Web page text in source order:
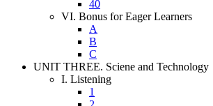
40
VI. Bonus for Eager Learners
A
B
C
UNIT THREE. Sciene and Technology
I. Listening
1